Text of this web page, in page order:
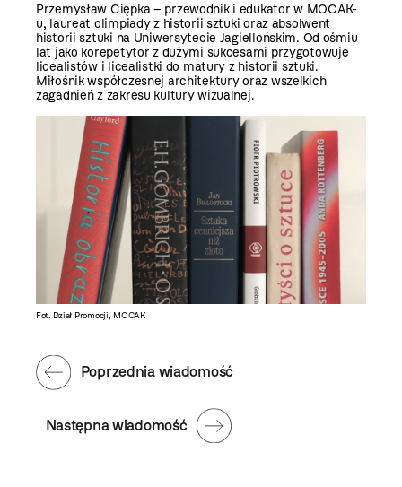
Przemysław Ciępka – przewodnik i edukator w MOCAK-
u, laureat olimpiady z historii sztuki oraz absolwent
historii sztuki na Uniwersytecie Jagiellońskim. Od ośmiu
lat jako korepetytor z dużymi sukcesami przygotowuje
licealistów i licealistki do matury z historii sztuki.
Miłośnik współczesnej architektury oraz wszelkich
zagadnień z zakresu kultury wizualnej.
Fot. Dział Promocji, MOCAK
Następna wiadomość
Poprzednia wiadomość